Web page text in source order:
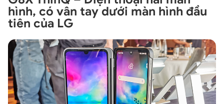
hình, có vân tay dưới màn hình đầu
tiên của LG